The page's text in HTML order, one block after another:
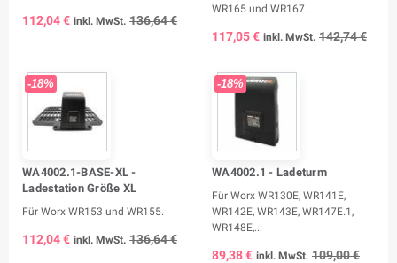
112,04 € inkl. MwSt. 136,64 €
WR165 und WR167.
117,05 € inkl. MwSt. 142,74 €
-18%
WA4002.1-BASE-XL -
Ladestation Größe XL
Für Worx WR153 und WR155.
112,04 € inkl. MwSt. 136,64 €
-18%
WA4002.1 - Ladeturm
Für Worx WR130E, WR141E,
WR142E, WR143E, WR147E.1,
WR148E,...
89,38 € inkl. MwSt. 109,00 €